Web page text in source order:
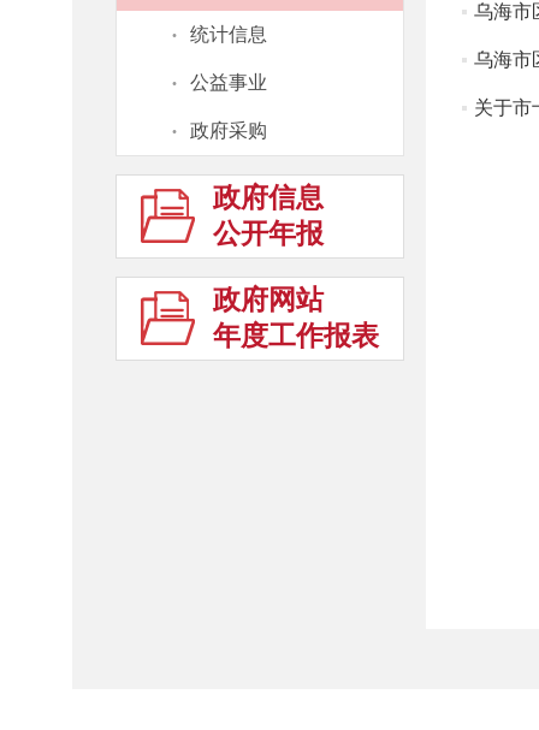
· 统计信息
· 公益事业
· 政府采购
政府信息
公开年报
政府网站
年度工作报表
乌海市
乌海市
关于市